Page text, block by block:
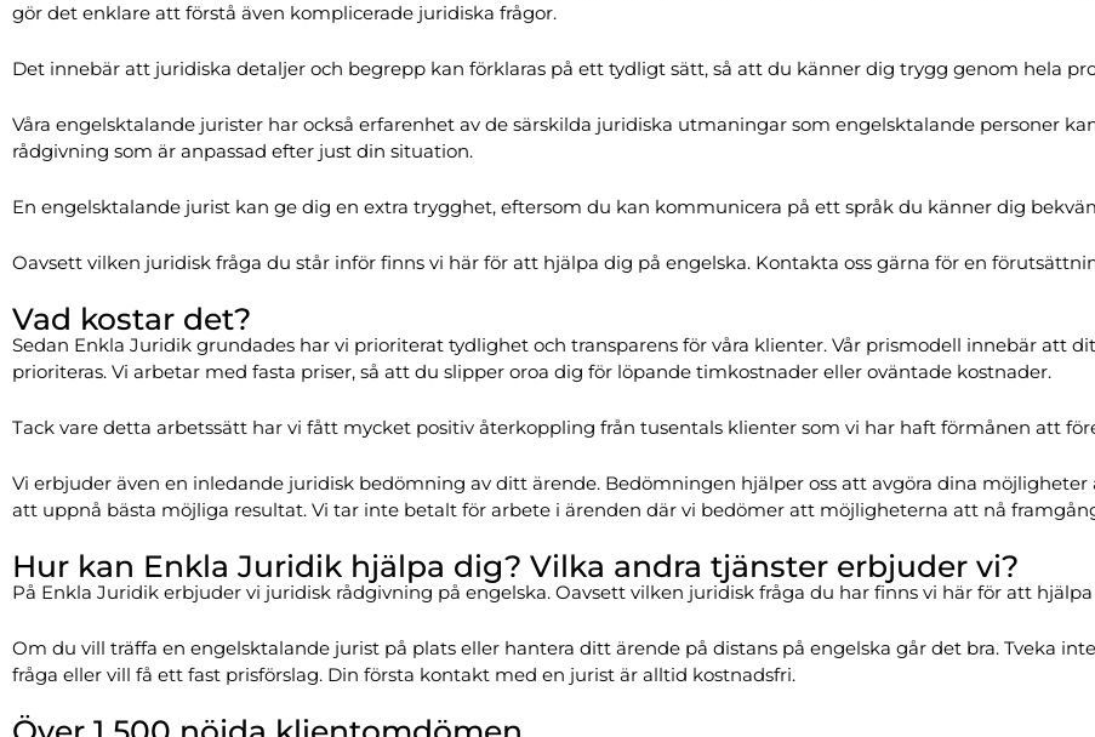
gör det enklare att förstå även komplicerade juridiska frågor.
Det innebär att juridiska detaljer och begrepp kan förklaras på ett tydligt sätt, så att du känner dig trygg genom hela
Våra engelsktalande jurister har också erfarenhet av de särskilda juridiska utmaningar som engelsktalande personer
rådgivning som är anpassad efter just din situation.
En engelsktalande jurist kan ge dig en extra trygghet, eftersom du kan kommunicera på ett språk du känner dig
Oavsett vilken juridisk fråga du står inför finns vi här för att hjälpa dig på engelska. Kontakta oss gärna för en
Vad kostar det?
Sedan Enkla Juridik grundades har vi prioriterat tydlighet och transparens för våra klienter. Vår prismodell innebär att
prioriteras. Vi arbetar med fasta priser, så att du slipper oroa dig för löpande timkostnader eller oväntade kostnader.
Tack vare detta arbetssätt har vi fått mycket positiv återkoppling från tusentals klienter som vi har haft förmånen att
Vi erbjuder även en inledande juridisk bedömning av ditt ärende. Bedömningen hjälper oss att avgöra dina
att uppnå bästa möjliga resultat. Vi tar inte betalt för arbete i ärenden där vi bedömer att möjligheterna att nå
Hur kan Enkla Juridik hjälpa dig? Vilka andra tjänster erbjuder vi?
På Enkla Juridik erbjuder vi juridisk rådgivning på engelska. Oavsett vilken juridisk fråga du har finns vi här för att
Om du vill träffa en engelsktalande jurist på plats eller hantera ditt ärende på distans på engelska går det bra. Tveka
fråga eller vill få ett fast prisförslag. Din första kontakt med en jurist är alltid kostnadsfri.